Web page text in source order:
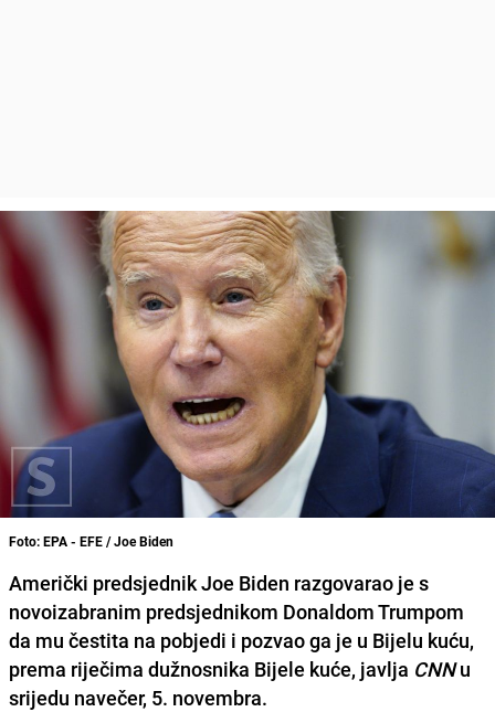
Foto: EPA - EFE / Joe Biden
Američki predsjednik Joe Biden razgovarao je s
novoizabranim predsjednikom Donaldom Trumpom
da mu čestita na pobjedi i pozvao ga je u Bijelu kuću,
prema riječima dužnosnika Bijele kuće, javlja CNNu
srijedu navečer, 5. novembra.